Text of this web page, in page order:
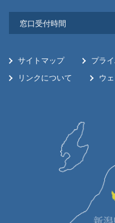
窓口受付時間
サイトマップ プラ
リンクについて
ウ